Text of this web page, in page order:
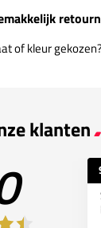
of kleur
klanten